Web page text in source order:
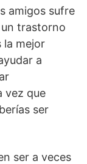
amigos sufre
trastorno
la mejor
a
vez que
ser
ser a veces